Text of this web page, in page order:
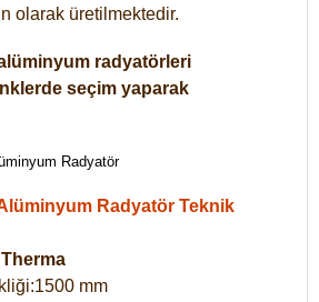
olarak üretilmektedir.
radyatörleri
seçim yaparak
Radyatör Teknik
mm